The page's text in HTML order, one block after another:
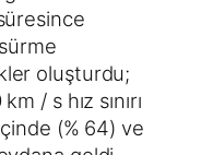
oluşturdu;
/ s hız sınırı
(% 64) ve